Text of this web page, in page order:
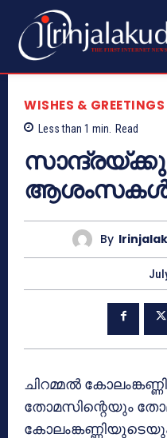
WISHES & GREETINGS
Less than 1 min. Read
By
ചിറമ്മല്‍
തോമസിന്റെയും